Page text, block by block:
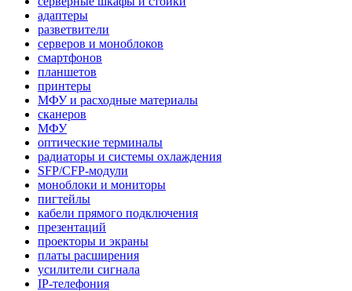
адаптеры
разветвители
серверов и моноблоков
смартфонов
планшетов
принтеры
МФУ и расходные материалы
сканеров
МФУ
оптические терминалы
радиаторы и системы охлаждения
SFP/CFP-модули
моноблоки и мониторы
пигтейлы
кабели прямого подключения
презентаций
проекторы и экраны
платы расширения
усилители сигнала
IP-телефония